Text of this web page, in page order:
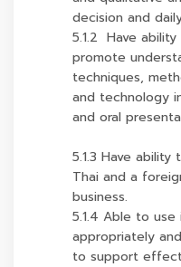
decision and
5.1.2 Have
promote
techniques,
and technology
and oral
5.1.3 Have
Thai and a
5.1.4 Able to
appropriately
to support